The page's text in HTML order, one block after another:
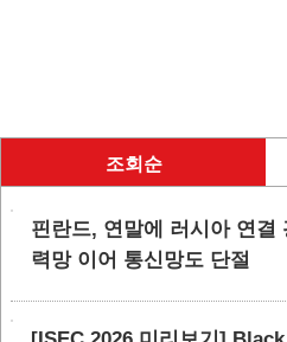
조회순
핀란드, 연말에 러시아 연결
력망 이어 통신망도 단절